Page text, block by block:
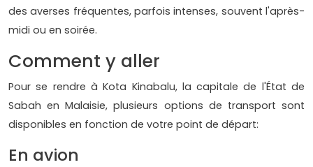
des averses fréquentes, parfois intenses, souvent l'après-
midi ou en soirée.
Comment y aller
Pour se rendre à Kota Kinabalu, la capitale de l'État de
Sabah en Malaisie, plusieurs options de transport sont
disponibles en fonction de votre point de départ:
En avion